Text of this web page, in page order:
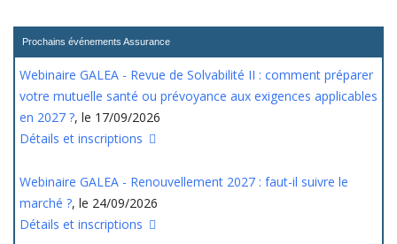
Prochains événements Assurance
Webinaire GALEA - Revue de Solvabilité II : comment préparer
votre mutuelle santé ou prévoyance aux exigences applicables
en 2027 ?, le 17/09/2026
Détails et inscriptions
Webinaire GALEA - Renouvellement 2027 : faut-il suivre le
marché ?, le 24/09/2026
Détails et inscriptions